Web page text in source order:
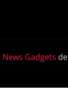
News Gadgets de